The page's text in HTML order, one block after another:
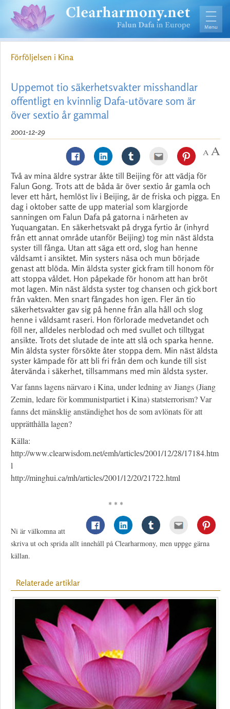
Förföljelsen i Kina
Uppemot tio säkerhetsvakter misshandlar
offentligt en kvinnlig Dafa-utövare som är
över sextio år gammal
2001-12-29
Två av mina äldre systrar åkte till Beijing för att vädja för
Falun Gong. Trots att de båda är över sextio år gamla och
lever ett hårt, hemlöst liv i Beijing, är de friska och pigga. En
dag i oktober satte de upp material som klargjorde
sanningen om Falun Dafa på gatorna i närheten av
Yuquangatan. En säkerhetsvakt på dryga fyrtio år (inhyrd
från ett annat område utanför Beijing) tog min näst äldsta
syster till fånga. Utan att säga ett ord, slog han henne
våldsamt i ansiktet. Min systers näsa och mun började
genast att blöda. Min äldsta syster gick fram till honom för
att stoppa våldet. Hon påpekade för honom att han bröt
mot lagen. Min näst äldsta syster tog chansen och gick bort
från vakten. Men snart fångades hon igen. Fler än tio
säkerhetsvakter gav sig på henne från alla håll och slog
henne i våldsamt raseri. Hon förlorade medvetandet och
föll ner, alldeles nerblodad och med svullet och tilltygat
ansikte. Trots det slutade de inte att slå och sparka henne.
Min äldsta syster försökte åter stoppa dem. Min näst äldsta
syster kämpade för att bli fri från dem och kunde till sist
återvända i säkerhet, tillsammans med min äldsta syster.
Var fanns lagens närvaro i Kina, under ledning av Jiangs (Jiang
Zemin, ledare för kommunistpartiet i Kina) statsterrorism? Var
fanns det mänsklig anständighet hos de som avlönats för att
upprätthålla lagen?
Källa:
http://www.clearwisdom.net/emh/articles/2001/12/28/17184.htm
l
http://minghui.ca/mh/articles/2001/12/20/21722.html
* * *
Ni är välkomna att
skriva ut och sprida allt innehåll på Clearharmony, men uppge gärna
källan.
Relaterade artiklar